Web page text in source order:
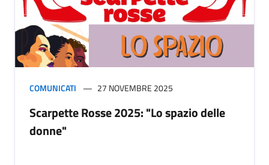
COMUNICATI 27 NOVEMBRE 2025
Scarpette Rosse 2025: "Lo spazio delle
donne"